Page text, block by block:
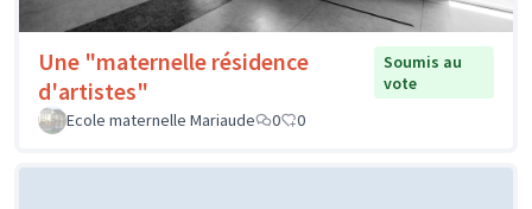
Une "maternelle résidence
d'artistes"
Soumis au
vote
Ecole maternelle Mariaude
0 0